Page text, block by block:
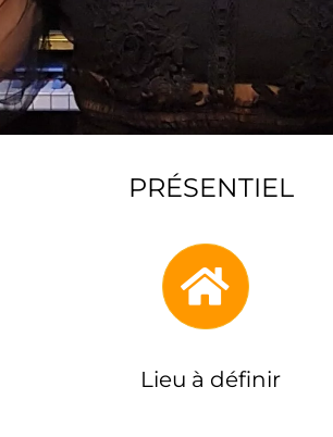
PRÉSENTIEL
Lieu à définir